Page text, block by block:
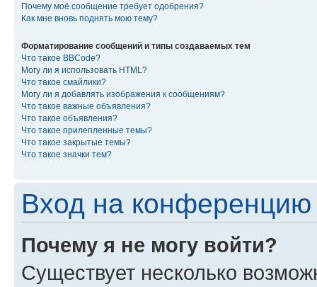
Почему моё сообщение требует одобрения?
Как мне вновь поднять мою тему?
Форматирование сообщений и типы создаваемых тем
Что такое BBCode?
Могу ли я использовать HTML?
Что такое смайлики?
Могу ли я добавлять изображения к сообщениям?
Что такое важные объявления?
Что такое объявления?
Что такое прилепленные темы?
Что такое закрытые темы?
Что такое значки тем?
Вход на конференцию
Почему я не могу войти?
Существует несколько